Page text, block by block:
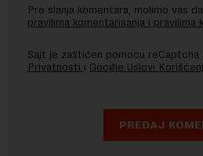
Pre slanja komentara, molimo vas
pravilima komentarisanja i pravilima
Sajt je zaštićen pomocu reCaptcha
Privatnosti i Google Uslovi